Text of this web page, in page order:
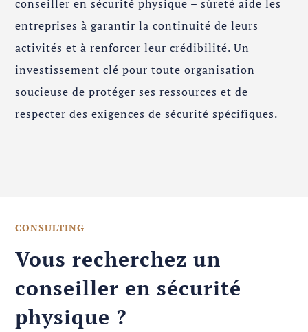
conseiller en sécurité physique – sûreté aide les
entreprises à garantir la continuité de leurs
activités et à renforcer leur crédibilité. Un
investissement clé pour toute organisation
soucieuse de protéger ses ressources et de
respecter des exigences de sécurité spécifiques.
CONSULTING
Vous recherchez un
conseiller en sécurité
physique ?